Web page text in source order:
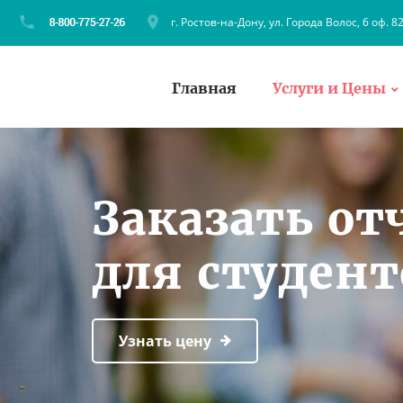
г. Ростов-на-Дону, ул. Города Волос, 6 оф.
Главная Услуги и Цены
Заказать
для
Узнать цену